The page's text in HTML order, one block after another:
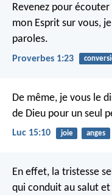
Revenez pour
mon Esprit sur vous,
paroles.
Proverbes 1:23
De même, je vous le
de Dieu pour un seul
Luc 15:10 joie anges
En effet, la tristesse
qui conduit au salut